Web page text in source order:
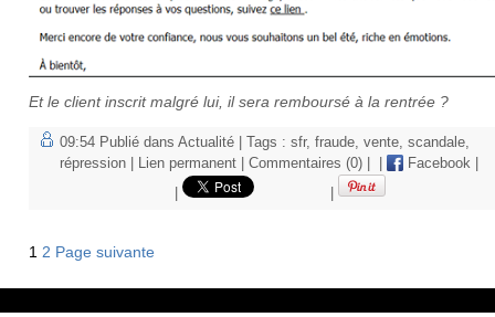
Et le client inscrit malgré lui, il sera remboursé à la rentrée ?
09:54 Publié dans Actualité | Tags : sfr, fraude vente scandale
répression
Lien permanent Commentaires (0) Facebook
1 2 Page suivante